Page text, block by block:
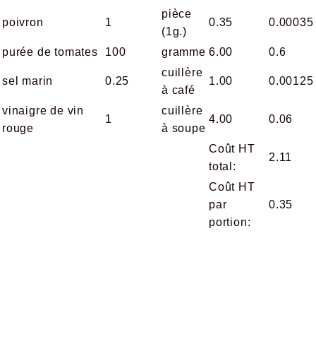
poivron 1
pièce
(1g.)
0.35 0.00035
purée de tomates 100 gramme 6.00 0.6
sel marin 0.25
cuillère
à café
1.00 0.00125
vinaigre de vin
rouge
1
cuillère
à soupe
4.00 0.06
Coût HT
total:
2.11
Coût HT
par
portion:
0.35